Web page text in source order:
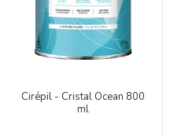
Cirépil - Cristal Ocean 800
ml